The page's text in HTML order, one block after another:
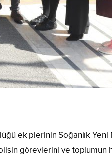
ekiplerinin Soğanlık Yeni
görevlerini ve toplumun